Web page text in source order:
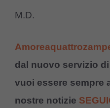
M.D.
dal nuovo servizio
vuoi essere sempre
nostre notizie